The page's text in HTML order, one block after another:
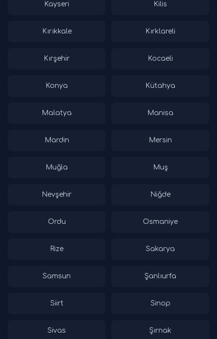
Kayseri Kilis
Kırıkkale Kırklareli
Kırşehir Kocaeli
Konya Kütahya
Malatya Manisa
Mardin Mersin
Muğla Muş
Nevşehir Niğde
Ordu Osmaniye
Rize Sakarya
Samsun Şanlıurfa
Siirt Sinop
Sivas Şırnak